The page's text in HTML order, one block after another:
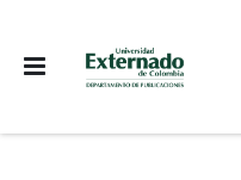
COEDICIONES